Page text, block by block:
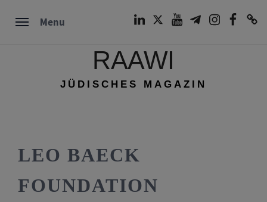
Menu
RAAWI
JÜDISCHES MAGAZIN
LEO BAECK
FOUNDATION